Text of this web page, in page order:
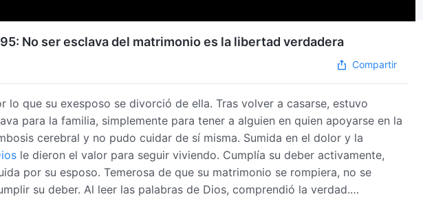
No ser esclava del matrimonio es la libertad verdadera
Compartir
lo que su exesposo se divorció de ella. Tras volver a casarse, estuvo
para la familia, simplemente para tener a alguien en quien apoyarse en la
cerebral y no pudo cuidar de sí misma. Sumida en el dolor y la
le dieron el valor para seguir viviendo. Cumplía su deber activamente,
por su esposo. Temerosa de que su matrimonio se rompiera, no se
su deber. Al leer las palabras de Dios, comprendió la verdad.